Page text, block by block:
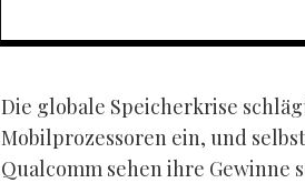
Die globale Speicherkrise
Mobilprozessoren ein, und
Qualcomm sehen ihre Gewinne